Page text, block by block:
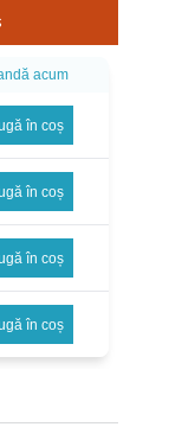
acum
în coș
în coș
în coș
în coș